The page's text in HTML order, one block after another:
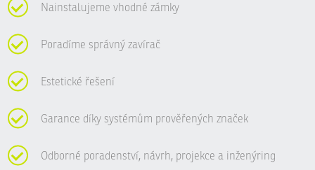
Nainstalujeme vhodné zámky
Poradíme správný zavírač
Estetické řešení
Garance díky systémům prověřených značek
Odborné poradenství, návrh, projekce a inženýring